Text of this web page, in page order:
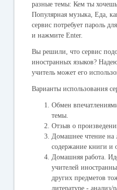
разные темы: Кем ты хочешь
Популярная музыка, Еда,
сервис потребует пароль
и нажмите Enter.
Вы решили, что сервис
иностранных языков?
учитель может его
Варианты использования
Обмен
темы.
Отзыв о
Домашнее чтение на
содержание книги и
Домашняя работа.
учителей
других предметов
литературе - анализ/